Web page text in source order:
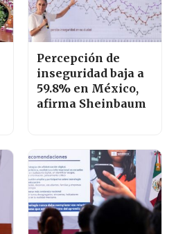
Percepción de
inseguridad baja a
59.8% en México,
afirma Sheinbaum